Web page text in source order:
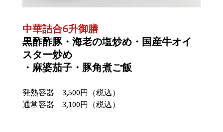
中華詰合6升御膳
黒酢酢豚・海老の塩炒め・国産牛オイ
スター炒め
・麻婆茄子・ 豚角煮ご飯
発熱容器 3,500円（税込）
通常容器 3,100円（税込）